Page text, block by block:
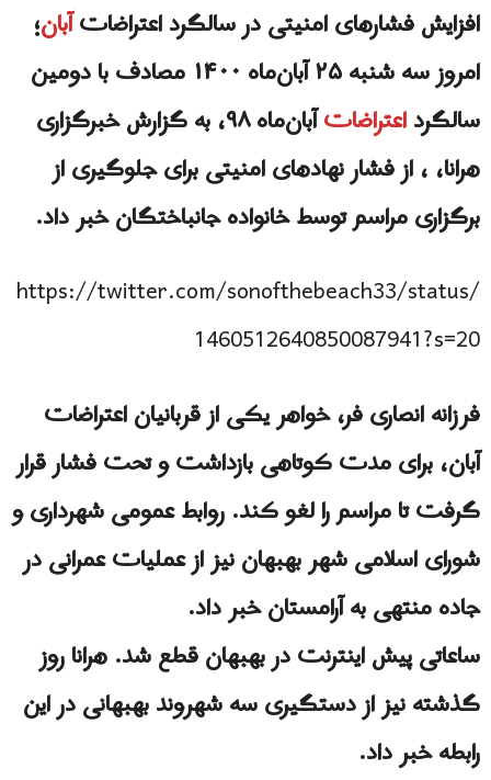
افزایش فشارهای امنیتی در سالگرد اعتراضاتآبان؛
امروز سه شنبه ۲۵ آبان‌ماه ۱۴۰۰ مصادف با دومین
سالگرداعتراضات
آبان‌ماه ۹۸، به گزارش خبرگزاری
هرانا، ، از فشار نهادهای امنیتی برای جلوگیری از
برگزاری مراسم توسط خانواده جانباختگان خبر داد.
https://twitter.com/sonofthebeach33/status/
1460512640850087941?s=20
فرزانه انصاری فر، خواهر یکی از قربانیان اعتراضات
آبان، برای مدت کوتاهی بازداشت و تحت فشار قرار
گرفت تا مراسم را لغو کند. روابط عمومی شهرداری و
شورای اسلامی شهر بهبهان نیز از عملیات عمرانی در
جاده منتهی به آرامستان خبر داد.
ساعاتی پیش اینترنت در بهبهان قطع شد. هرانا روز
گذشته نیز از دستگیری سه شهروند بهبهانی در این
رابطه خبر داد.